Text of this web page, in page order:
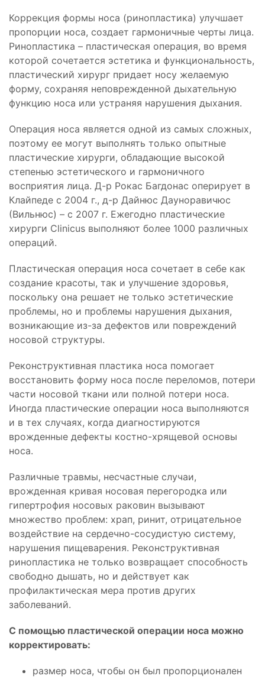
Коррекция формы носа (ринопластика) улучшает
пропорции носа, создает гармоничные черты лица.
Ринопластика – пластическая операция, во время
которой сочетается эстетика и функциональность,
пластический хирург придает носу желаемую
форму, сохраняя неповрежденной дыхательную
функцию носа или устраняя нарушения дыхания.
Операция носа является одной из самых сложных,
поэтому ее могут выполнять только опытные
пластические хирурги, обладающие высокой
степенью эстетического и гармоничного
восприятия лица. Д-р Рокас Багдонас оперирует в
Клайпеде с 2004 г., д-р Дайнюс Дауноравичюс
(Вильнюс) – с 2007 г. Ежегодно пластические
хирурги Clinicus выполняют более 1000 различных
операций.
Пластическая операция носа сочетает в себе как
создание красоты, так и улучшение здоровья,
поскольку она решает не только эстетические
проблемы, но и проблемы нарушения дыхания,
возникающие из-за дефектов или повреждений
носовой структуры.
Реконструктивная пластика носа помогает
восстановить форму носа после переломов, потери
части носовой ткани или полной потери носа.
Иногда пластические операции носа выполняются
и в тех случаях, когда диагностируются
врожденные дефекты костно-хрящевой основы
носа.
Различные травмы, несчастные случаи,
врожденная кривая носовая перегородка или
гипертрофия носовых раковин вызывают
множество проблем: храп, ринит, отрицательное
воздействие на сердечно-сосудистую систему,
нарушения пищеварения. Реконструктивная
ринопластика не только возвращает способность
свободно дышать, но и действует как
профилактическая мера против других
заболеваний.
С помощью пластической операции носа можно
корректировать:
размер носа, чтобы он был пропорционален